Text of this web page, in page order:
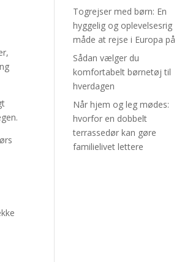
Togrejser med børn: En
hyggelig og oplevelsesrig
måde at rejse i Europa på
Sådan vælger du
komfortabelt børnetøj til
hverdagen
Når hjem og leg mødes:
hvorfor en dobbelt
terrassedør kan gøre
familielivet lettere